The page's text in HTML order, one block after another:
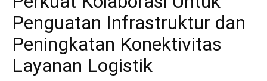
Penguatan Infrastruktur dan
Peningkatan Konektivitas
Layanan Logistik